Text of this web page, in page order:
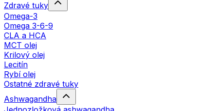
Zdravé tuky
Omega-3
Omega 3-6-9
CLA a HCA
MCT olej
Krilový olej
Lecitín
Rybí olej
Ostatné zdravé tuky
Ashwagandha